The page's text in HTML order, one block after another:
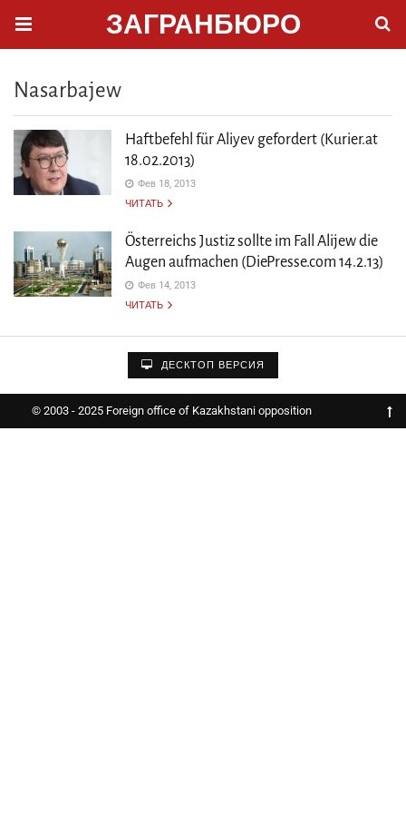
ЗАГРАНБЮРО
Nasarbajew
Haftbefehl für Aliyev gefordert (Kurier.at
18.02.2013)
Фев 18, 2013
ЧИТАТЬ
Österreichs Justiz sollte im Fall Alijew die
Augen aufmachen (DiePresse.com 14.2.13)
Фев 14, 2013
ЧИТАТЬ
ДЕСКТОП ВЕРСИЯ
© 2003 - 2025 Foreign office of Kazakhstani opposition